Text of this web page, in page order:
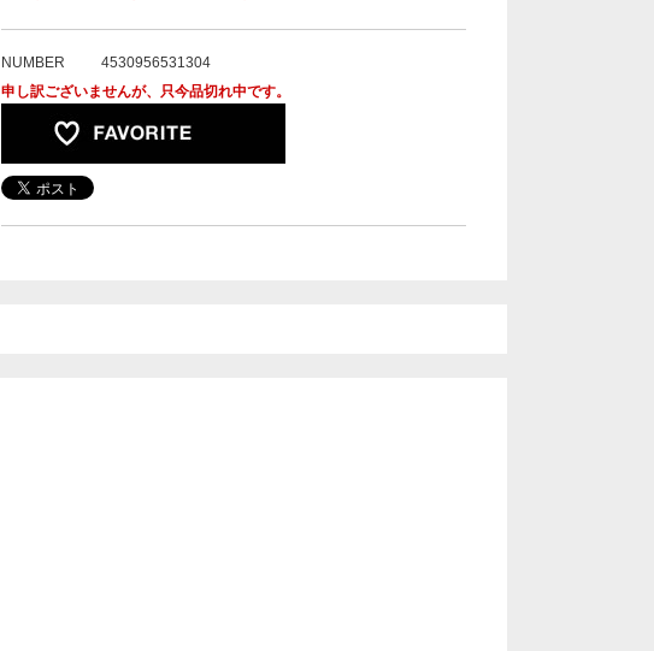
NUMBER
4530956531304
申し訳ございませんが、只今品切れ中です。